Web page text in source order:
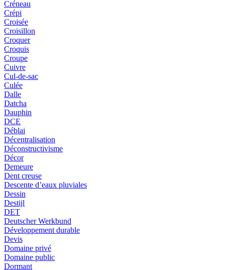
Créneau
Crépi
Croisée
Croisillon
Croquer
Croquis
Croupe
Cuivre
Cul-de-sac
Culée
Dalle
Datcha
Dauphin
DCE
Déblai
Décentralisation
Déconstructivisme
Décor
Demeure
Dent creuse
Descente d’eaux pluviales
Dessin
Destijl
DET
Deutscher Werkbund
Développement durable
Devis
Domaine privé
Domaine public
Dormant